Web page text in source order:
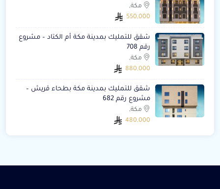
مكة,
550,000
شقق للتمليك بمدينة مكة أم الكتاد – مشروع
رقم 708
مكة,
880,000
شقق للتمليك بمدينة مكة بطحاء قريش –
مشروع رقم 682
مكة,
480,000